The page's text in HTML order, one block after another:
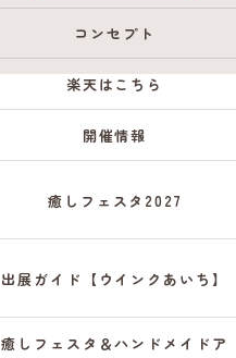
コンセプト
楽天はこちら
開催情報
癒しフェスタ2027
出展ガイド【ウインクあいち】
癒しフェスタ＆ハンドメイドア